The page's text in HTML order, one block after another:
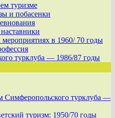
туризме
и побасенки
в 1960/ 70 годы
турклуба — 1986/87 годы
Симферопольского турклуба —
туризм: 1950/70 годы